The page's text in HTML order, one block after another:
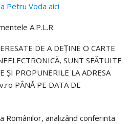
Petru Voda aici
A.P.L.R.
DE A DEȚINE O CARTE
SUNT SFĂTUITE
ȘI PROPUNERILE LA ADRESA
PÂNĂ PE DATA DE
Românilor, analizând conferinta